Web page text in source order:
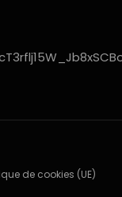
de cookies (UE)